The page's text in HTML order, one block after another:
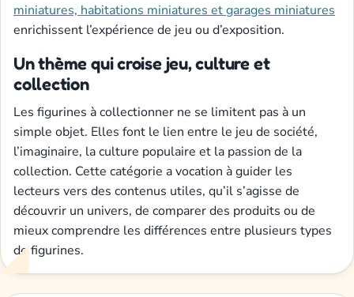
miniatures, habitations miniatures et garages miniatures
enrichissent l’expérience de jeu ou d’exposition.
Un thème qui croise jeu, culture et
collection
Les figurines à collectionner ne se limitent pas à un
simple objet. Elles font le lien entre le jeu de société,
l’imaginaire, la culture populaire et la passion de la
collection. Cette catégorie a vocation à guider les
lecteurs vers des contenus utiles, qu’il s’agisse de
découvrir un univers, de comparer des produits ou de
mieux comprendre les différences entre plusieurs types
de figurines.